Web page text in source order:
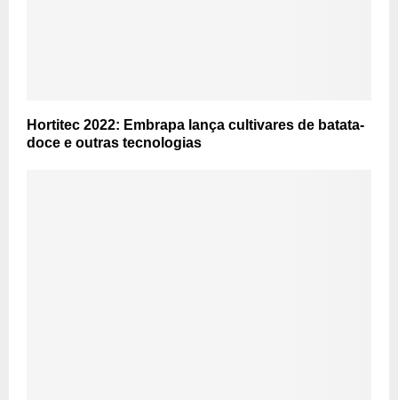
Hortitec 2022: Embrapa lança cultivares de batata-
doce e outras tecnologias